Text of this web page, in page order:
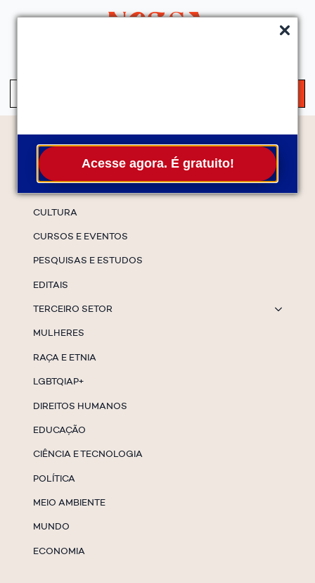
Acesse agora. É gratuito!
Temas
CULTURA
CURSOS E EVENTOS
PESQUISAS E ESTUDOS
EDITAIS
TERCEIRO SETOR
MULHERES
RAÇA E ETNIA
LGBTQIAP+
DIREITOS HUMANOS
EDUCAÇÃO
CIÊNCIA E TECNOLOGIA
POLÍTICA
MEIO AMBIENTE
MUNDO
ECONOMIA